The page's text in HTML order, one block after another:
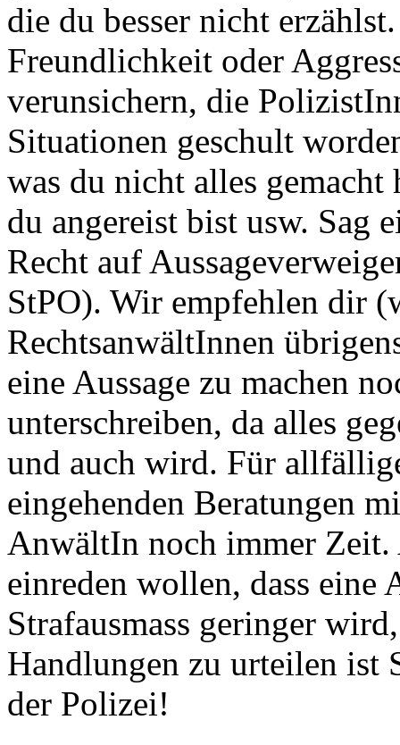
die du besser nicht
Freundlichkeit oder
verunsichern, die
Situationen geschult
was du nicht alles
du angereist bist usw. Sag
Recht auf
StPO). Wir empfehlen dir
RechtsanwältInnen
eine Aussage zu machen
unterschreiben, da alles
und auch wird. Für
eingehenden Beratungen
AnwältIn noch immer
einreden wollen, dass eine
Strafausmass geringer
Handlungen zu urteilen ist
der Polizei!